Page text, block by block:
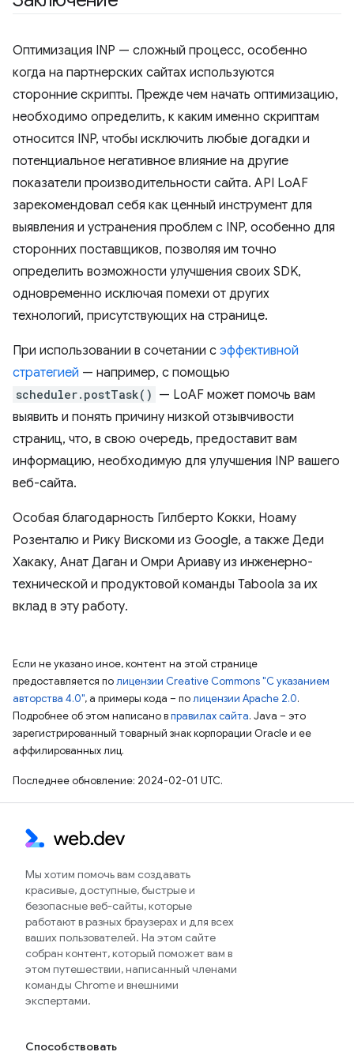
Оптимизация INP — сложный процесс, особенно
когда на партнерских сайтах используются
сторонние скрипты. Прежде чем начать оптимизацию,
необходимо определить, к каким именно скриптам
относится INP, чтобы исключить любые догадки и
потенциальное негативное влияние на другие
показатели производительности сайта. API LoAF
зарекомендовал себя как ценный инструмент для
выявления и устранения проблем с INP, особенно для
сторонних поставщиков, позволяя им точно
определить возможности улучшения своих SDK,
одновременно исключая помехи от других
технологий, присутствующих на странице.
При использовании в сочетании с эффективной
стратегией — например, с помощью
scheduler.postTask() — LoAF может помочь вам
выявить и понять причину низкой отзывчивости
страниц, что, в свою очередь, предоставит вам
информацию, необходимую для улучшения INP вашего
веб-сайта.
Особая благодарность Гилберто Кокки, Ноаму
Розенталю и Рику Вискоми из Google, а также Деди
Хакаку, Анат Даган и Омри Ариаву из инженерно-
технической и продуктовой команды Taboola за их
вклад в эту работу.
Если не указано иное, контент на этой странице
предоставляется полицензии Creative Commons "С указанием
авторства 4.0", а примеры кода – полицензии Apache 2.0.
Подробнее об этом написано вправилах сайта. Java – это
зарегистрированный товарный знак корпорации Oracle и ее
аффилированных лиц.
Последнее обновление: 2024-02-01 UTC.
Мы хотим помочь вам создавать
красивые, доступные, быстрые и
безопасные веб-сайты, которые
работают в разных браузерах и для всех
ваших пользователей. На этом сайте
собран контент, который поможет вам в
этом путешествии, написанный членами
команды Chrome и внешними
экспертами.
Способствовать